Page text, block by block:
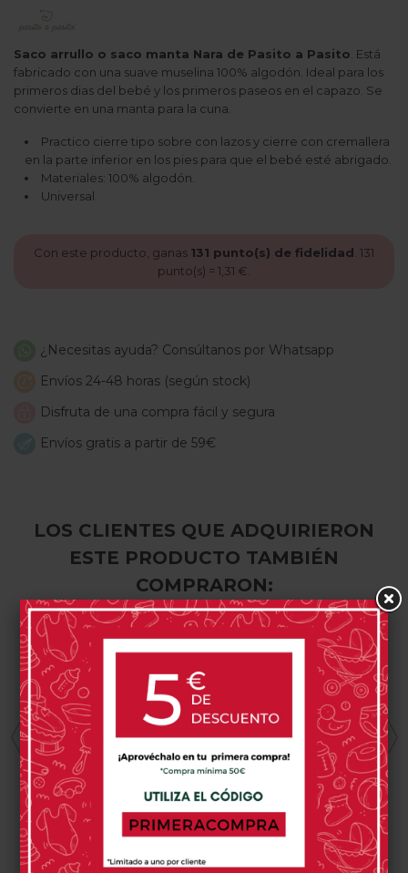
Saco arrullo o saco manta Nara de Pasito a Pasito . Está
fabricado con una suave muselina 100% algodón. Ideal para los
primeros dias del bebé y los primeros paseos en el capazo. Se
convierte en una manta para la cuna.
Practico cierre tipo sobre con lazos y cierre con cremallera
en la parte inferior en los pies para que el bebé esté abrigado.
Materiales: 100% algodón.
Universal.
Con este producto, ganas 131 punto(s) de fidelidad 131
punto(s) = 1,31 €
¿Necesitas ayuda? Consúltanos por Whatsapp
Envíos 24-48 horas (según stock)
Disfruta de una compra fácil y segura
Envíos gratis a partir de 59€
LOS CLIENTES QUE ADQUIRIERON
ESTE PRODUCTO TAMBIÉN
COMPRARON:
Mochila Pasito
A Pasito Nara
69,90 €
0 opinión(es)